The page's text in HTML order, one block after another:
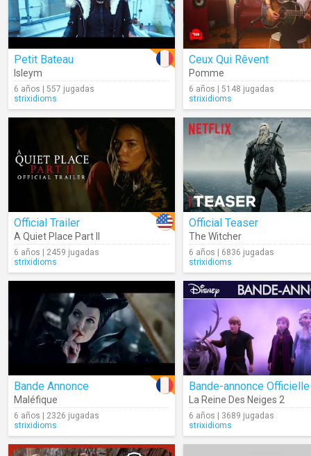
Petit Bateau
Isleym
6 años | 557 jugadas
strixidioms
Ceux Qui Rêvent
Pomme
6 años | 5148 jugadas
strixidioms
Official Trailer
A Quiet Place Part II
6 años | 2459 jugadas
strixidioms
Official Teaser
The Witcher
6 años | 6836 jugadas
strixidioms
Bande Annonce
Maléfique
6 años | 2326 jugadas
strixidioms
Bande-annonce Officielle
La Reine Des Neiges 2
6 años | 3689 jugadas
strixidioms